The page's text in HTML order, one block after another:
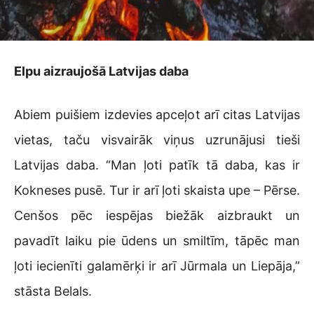
Elpu aizraujošā Latvijas daba
Abiem puišiem izdevies apceļot arī citas Latvijas
vietas, taču visvairāk viņus uzrunājusi tieši
Latvijas daba. “Man ļoti patīk tā daba, kas ir
Kokneses pusē. Tur ir arī ļoti skaista upe – Pērse.
Cenšos pēc iespējas biežāk aizbraukt un
pavadīt laiku pie ūdens un smiltīm, tāpēc man
ļoti iecienīti galamērķi ir arī Jūrmala un Liepāja,”
stāsta Belals.